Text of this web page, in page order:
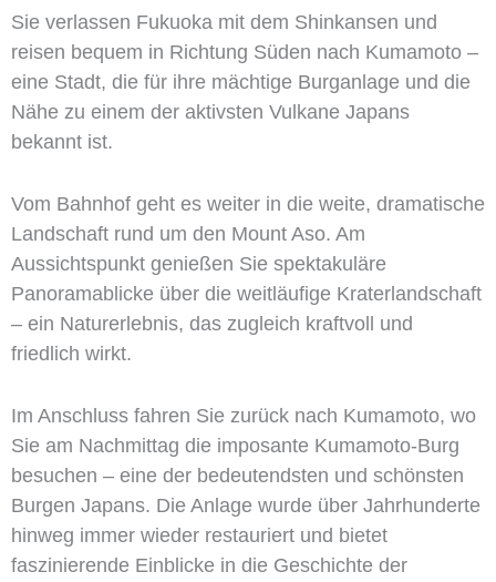
Sie verlassen Fukuoka mit dem Shinkansen und
reisen bequem in Richtung Süden nach Kumamoto –
eine Stadt, die für ihre mächtige Burganlage und die
Nähe zu einem der aktivsten Vulkane Japans
bekannt ist.
Vom Bahnhof geht es weiter in die weite, dramatische
Landschaft rund um den Mount Aso. Am
Aussichtspunkt genießen Sie spektakuläre
Panoramablicke über die weitläufige Kraterlandschaft
– ein Naturerlebnis, das zugleich kraftvoll und
friedlich wirkt.
Im Anschluss fahren Sie zurück nach Kumamoto, wo
Sie am Nachmittag die imposante Kumamoto-Burg
besuchen – eine der bedeutendsten und schönsten
Burgen Japans. Die Anlage wurde über Jahrhunderte
hinweg immer wieder restauriert und bietet
faszinierende Einblicke in die Geschichte der